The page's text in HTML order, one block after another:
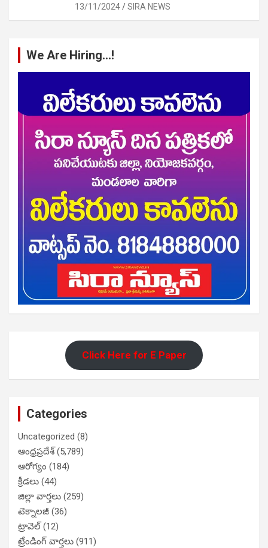
13/11/2024 SIRA NEWS
We Are Hiring…!
Click Here for E Paper
Categories
Uncategorized (8)
ఆంధ్రప్రదేశ్(5,789)
ఆరోగ్యం (184)
క్రీడలు (44)
జిల్లా వార్తలు (259)
టెక్నాలజీ (36)
ట్రావెల్(12)
ట్రేండింగ్ వార్తలు (911)